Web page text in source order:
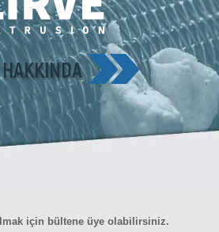
için bültene üye olabilirsiniz.